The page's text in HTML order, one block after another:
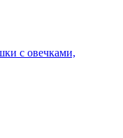
с овечками,